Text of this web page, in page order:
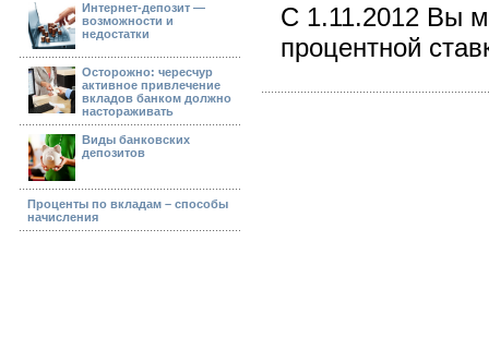
Интернет-депозит —
возможности и
недостатки
Осторожно: чересчур
активное привлечение
вкладов банком должно
настораживать
Виды банковских
депозитов
Проценты по вкладам – способы
начисления
С 1.11.2012 Вы
процентной